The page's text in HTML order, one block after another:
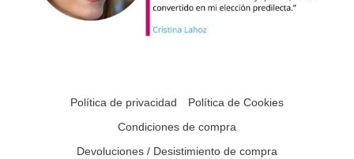
Política de privacidad
Política de Cookies
Condiciones de compra
Devoluciones / Desistimiento de compra